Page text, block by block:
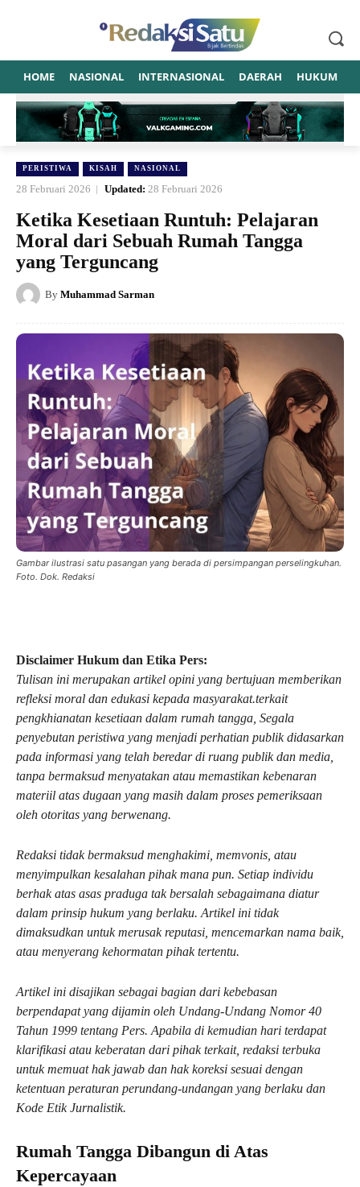
HOME NASIONAL INTERNASIONAL DAERAH HUKUM
PERISTIWA KISAH NASIONAL
28 Februari 2026 Updated: 28 Februari 2026
Ketika Kesetiaan Runtuh: Pelajaran
Moral dari Sebuah Rumah Tangga
yang Terguncang
By Muhammad Sarman
Gambar ilustrasi satu pasangan yang berada di persimpangan perselingkuhan.
Foto. Dok. Redaksi
Disclaimer Hukum dan Etika Pers:
Tulisan ini merupakan artikel opini yang bertujuan memberikan
refleksi moral dan edukasi kepada masyarakat.terkait
pengkhianatan kesetiaan dalam rumah tangga, Segala
penyebutan peristiwa yang menjadi perhatian publik didasarkan
pada informasi yang telah beredar di ruang publik dan media,
tanpa bermaksud menyatakan atau memastikan kebenaran
materiil atas dugaan yang masih dalam proses pemeriksaan
oleh otoritas yang berwenang.
Redaksi tidak bermaksud menghakimi, memvonis, atau
menyimpulkan kesalahan pihak mana pun. Setiap individu
berhak atas asas praduga tak bersalah sebagaimana diatur
dalam prinsip hukum yang berlaku. Artikel ini tidak
dimaksudkan untuk merusak reputasi, mencemarkan nama baik,
atau menyerang kehormatan pihak tertentu.
Artikel ini disajikan sebagai bagian dari kebebasan
berpendapat yang dijamin oleh Undang-Undang Nomor 40
Tahun 1999 tentang Pers. Apabila di kemudian hari terdapat
klarifikasi atau keberatan dari pihak terkait, redaksi terbuka
untuk memuat hak jawab dan hak koreksi sesuai dengan
ketentuan peraturan perundang-undangan yang berlaku dan
Kode Etik Jurnalistik.
Rumah Tangga Dibangun di Atas
Kepercayaan